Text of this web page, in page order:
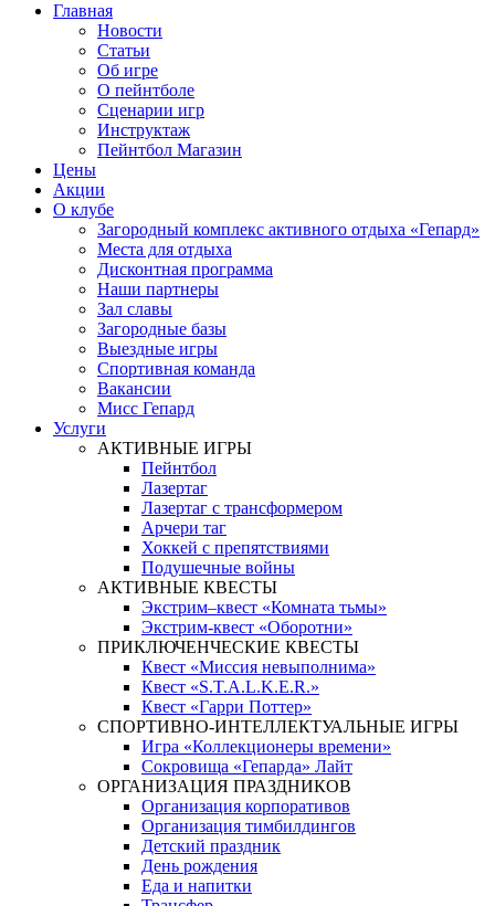
Главная
Новости
Статьи
Об игре
О пейнтболе
Сценарии игр
Инструктаж
Пейнтбол Магазин
Цены
Акции
О клубе
Загородный комплекс активного отдыха «Гепард»
Места для отдыха
Дисконтная программа
Наши партнеры
Зал славы
Загородные базы
Выездные игры
Спортивная команда
Вакансии
Мисс Гепард
Услуги
АКТИВНЫЕ ИГРЫ
Пейнтбол
Лазертаг
Лазертаг с трансформером
Арчери таг
Хоккей с препятствиями
Подушечные войны
АКТИВНЫЕ КВЕСТЫ
Экстрим–квест «Комната тьмы»
Экстрим-квест «Оборотни»
ПРИКЛЮЧЕНЧЕСКИЕ КВЕСТЫ
Квест «Миссия невыполнима»
Квест «S.T.A.L.K.E.R.»
Квест «Гарри Поттер»
СПОРТИВНО-ИНТЕЛЛЕКТУАЛЬНЫЕ ИГРЫ
Игра «Коллекционеры времени»
Сокровища «Гепарда» Лайт
ОРГАНИЗАЦИЯ ПРАЗДНИКОВ
Организация корпоративов
Организация тимбилдингов
Детский праздник
День рождения
Еда и напитки